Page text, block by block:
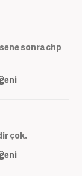
sonra chp
çok.